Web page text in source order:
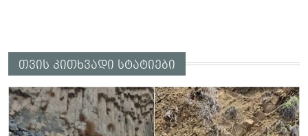
თვის კითხვადი სტატიები